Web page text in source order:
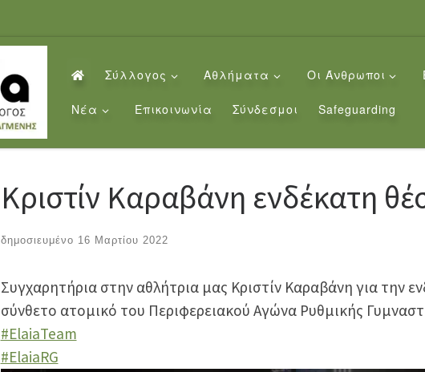
Σύλλογος Αθλήματα Οι Άνθρωποι
Νέα Επικοινωνία Σύνδεσμοι Safeguarding
Κριστίν Καραβάνη ενδέκατη
δημοσιευμένο 16 Μαρτίου 2022
Συγχαρητήρια στην αθλήτρια μας Κριστίν Καραβάνη για την
σύνθετο ατομικό του Περιφερειακού Αγώνα Ρυθμικής
#ElaiaTeam
#ElaiaRG